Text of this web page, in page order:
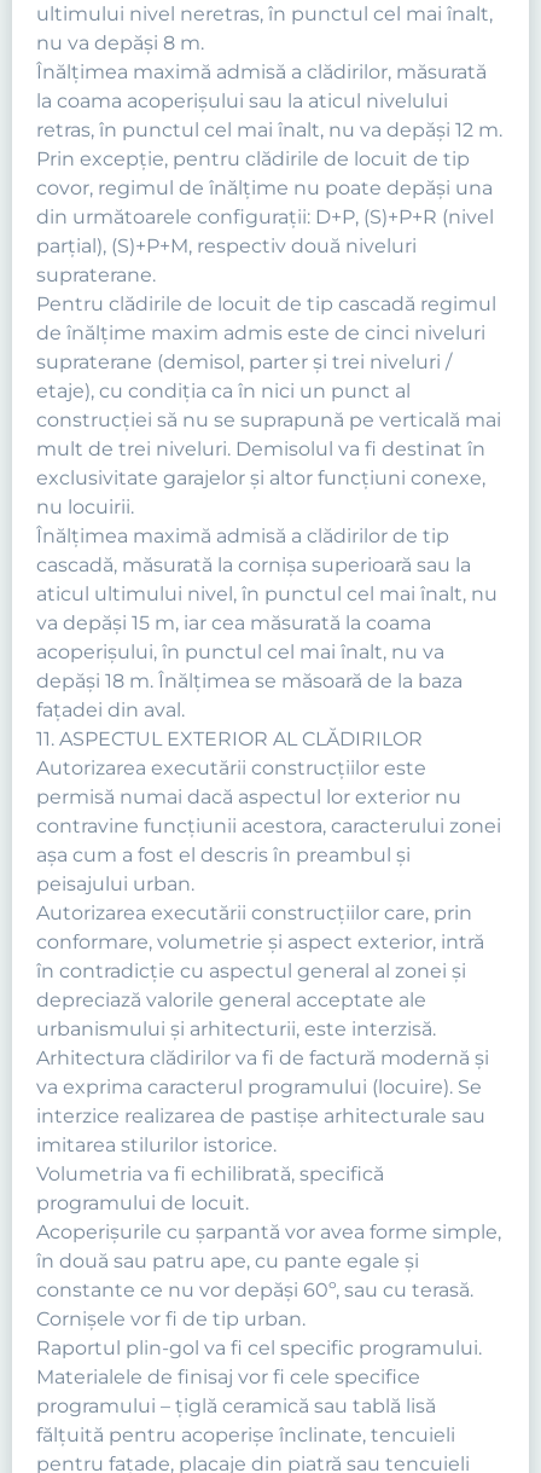
ultimului nivel neretras, în punctul cel mai înalt,
nu va depăşi 8 m.
Înălţimea maximă admisă a clădirilor, măsurată
la coama acoperişului sau la aticul nivelului
retras, în punctul cel mai înalt, nu va depăşi 12 m.
Prin excepţie, pentru clădirile de locuit de tip
covor, regimul de înălţime nu poate depăşi una
din următoarele configuraţii: D+P, (S)+P+R (nivel
parţial), (S)+P+M, respectiv două niveluri
supraterane.
Pentru clădirile de locuit de tip cascadă regimul
de înălţime maxim admis este de cinci niveluri
supraterane (demisol, parter şi trei niveluri /
etaje), cu condiţia ca în nici un punct al
construcţiei să nu se suprapună pe verticală mai
mult de trei niveluri. Demisolul va fi destinat în
exclusivitate garajelor şi altor funcţiuni conexe,
nu locuirii.
Înălţimea maximă admisă a clădirilor de tip
cascadă, măsurată la cornişa superioară sau la
aticul ultimului nivel, în punctul cel mai înalt, nu
va depăşi 15 m, iar cea măsurată la coama
acoperişului, în punctul cel mai înalt, nu va
depăşi 18 m. Înălţimea se măsoară de la baza
faţadei din aval.
11. ASPECTUL EXTERIOR AL CLĂDIRILOR
Autorizarea executării construcţiilor este
permisă numai dacă aspectul lor exterior nu
contravine funcţiunii acestora, caracterului zonei
aşa cum a fost el descris în preambul şi
peisajului urban.
Autorizarea executării construcţiilor care, prin
conformare, volumetrie şi aspect exterior, intră
în contradicţie cu aspectul general al zonei şi
depreciază valorile general acceptate ale
urbanismului şi arhitecturii, este interzisă.
Arhitectura clădirilor va fi de factură modernă şi
va exprima caracterul programului (locuire). Se
interzice realizarea de pastişe arhitecturale sau
imitarea stilurilor istorice.
Volumetria va fi echilibrată, specifică
programului de locuit.
Acoperişurile cu şarpantă vor avea forme simple,
în două sau patru ape, cu pante egale şi
constante ce nu vor depăşi 60º, sau cu terasă.
Cornişele vor fi de tip urban.
Raportul plin-gol va fi cel specific programului.
Materialele de finisaj vor fi cele specifice
programului – ţiglă ceramică sau tablă lisă
fălţuită pentru acoperişe înclinate, tencuieli
pentru faţade, placaje din piatră sau tencuieli